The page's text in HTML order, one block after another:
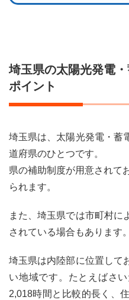
埼玉県の太陽光発電
ポイント
埼玉県は、太陽光発電・蓄
道府県のひとつです。
県の補助制度が用意されて
られます。
また、埼玉県では市町村に
されている場合もあります。
埼玉県は内陸部に位置して
い地域です。たとえばさ
2,018時間と比較的長く、